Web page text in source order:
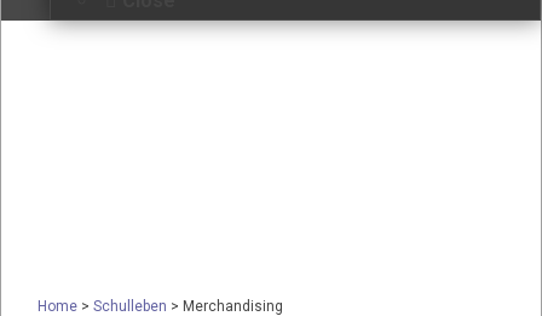
Home > Schulleben > Merchandising